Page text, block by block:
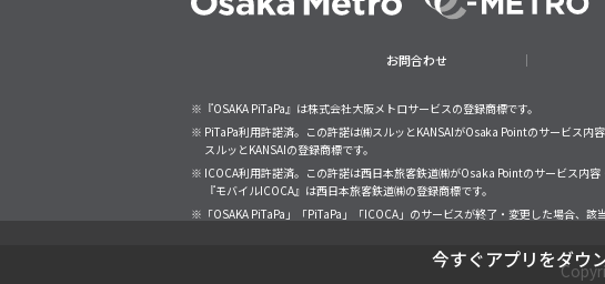
今すぐアプリをダウ
お問合わせ
※『OSAKA PiTaPa』は株式会社大阪メトロサービスの登録商標です。
※ PiTaPa利用許諾済。この許諾は㈱スルッとKANSAIがOsaka Pointのサービス内
スルッとKANSAIの登録商標です。
※ ICOCA利用許諾済。この許諾は西日本旅客鉄道㈱がOsaka Pointのサービス内
『モバイルICOCA』は西日本旅客鉄道㈱の登録商標です。
※「OSAKA PiTaPa」「PiTaPa」「ICOCA」のサービスが終了・変更した場合、